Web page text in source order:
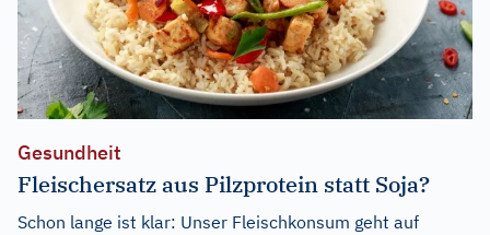
Gesundheit
Fleischersatz aus Pilzprotein statt Soja?
Schon lange ist klar: Unser Fleischkonsum geht auf